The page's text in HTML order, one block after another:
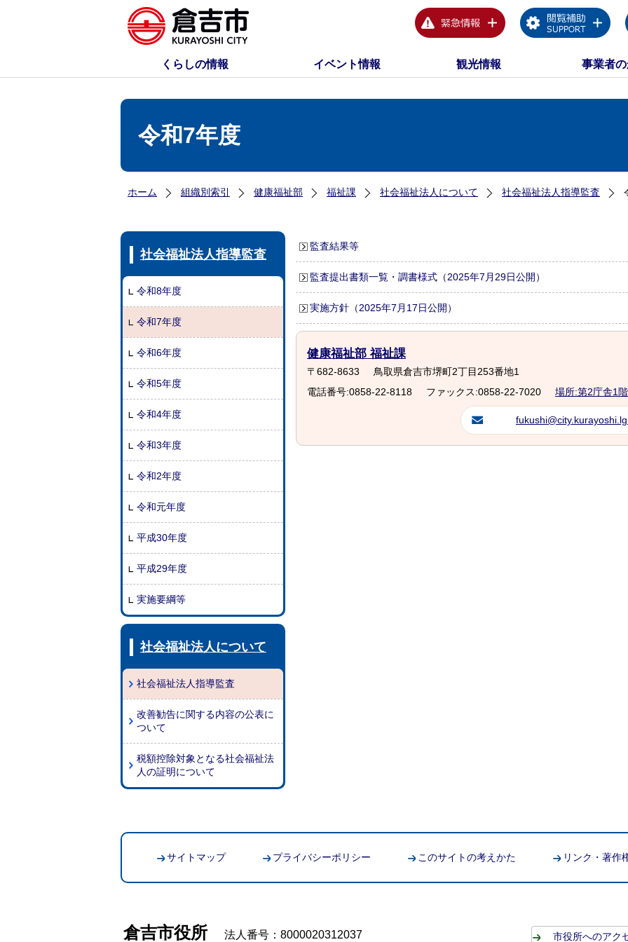
くらしの情報 イベント情報 観光情報 事業者
令和7年度
ホーム 組織別索引 健康福祉部 福祉課 社会福祉法人について 社会福祉法人指導監査
社会福祉法人指導監査
令和8年度
令和7年度
令和6年度
令和5年度
令和4年度
令和3年度
令和2年度
令和元年度
平成30年度
平成29年度
実施要綱等
社会福祉法人について
社会福祉法人指導監査
改善勧告に関する内容の公表に
ついて
税額控除対象となる社会福祉法
人の証明について
監査結果等
監査提出書類一覧・調書様式（2025年7月29日公開）
実施方針（2025年7月17日公開）
健康福祉部 福祉課
〒682-8633
鳥取県倉吉市堺町2丁目253番地1
電話番号:0858-22-8118
ファックス:0858-22-7020 場所:第2庁舎1階
サイトマップ プライバシーポリシー このサイトの考えかた リンク・著作
倉吉市役所 法人番号：8000020312037 市役所へのアク